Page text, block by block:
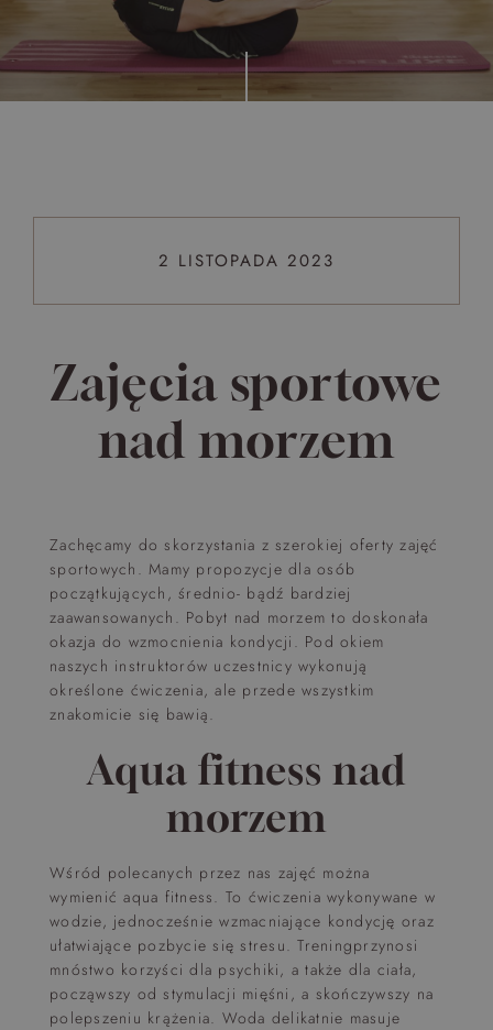
Top 5 bestsellers
WAKACJE nad morzem - Wyspa Skarbów - Pełne
2 LISTOPADA 2023
Zajęcia sportowe
nad morzem
Zachęcamy do skorzystania z szerokiej oferty zajęć
sportowych. Mamy propozycje dla osób
początkujących, średnio- bądź bardziej
zaawansowanych. Pobyt nad morzem to doskonała
okazja do wzmocnienia kondycji. Pod okiem
naszych instruktorów uczestnicy wykonują
określone ćwiczenia, ale przede wszystkim
znakomicie się bawią.
Aqua fitness nad
morzem
Wśród polecanych przez nas zajęć można
wymienić aqua fitness. To ćwiczenia wykonywane w
wodzie, jednocześnie wzmacniające kondycję oraz
ułatwiające pozbycie się stresu. Treningprzynosi
mnóstwo korzyści dla psychiki, a także dla ciała,
począwszy od stymulacji mięśni, a skończywszy na
polepszeniu krążenia. Woda delikatnie masuje